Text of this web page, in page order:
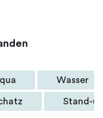
Wasser
Stand-